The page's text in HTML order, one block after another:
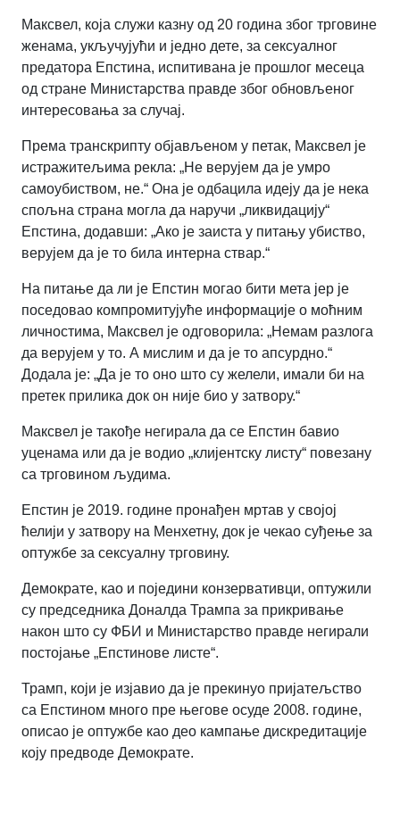
Максвел, која служи казну од 20 година због трговине
женама, укључујући и једно дете, за сексуалног
предатора Епстина, испитивана је прошлог месеца
од стране Министарства правде због обновљеног
интересовања за случај.
Према транскрипту објављеном у петак, Максвел је
истражитељима рекла: „Не верујем да је умро
самоубиством, не.“ Она је одбацила идеју да је нека
спољна страна могла да наручи „ликвидацију“
Епстина, додавши: „Ако је заиста у питању убиство,
верујем да је то била интерна ствар.“
На питање да ли је Епстин могао бити мета јер је
поседовао компромитујуће информације о моћним
личностима, Максвел је одговорила: „Немам разлога
да верујем у то. А мислим и да је то апсурдно.“
Додала је: „Да је то оно што су желели, имали би на
претек прилика док он није био у затвору.“
Максвел је такође негирала да се Епстин бавио
уценама или да је водио „клијентску листу“ повезану
са трговином људима.
Епстин је 2019. године пронађен мртав у својој
ћелији у затвору на Менхетну, док је чекао суђење за
оптужбе за сексуалну трговину.
Демократе, као и поједини конзервативци, оптужили
су председника Доналда Трампа за прикривање
након што су ФБИ и Министарство правде негирали
постојање „Епстинове листе“.
Трамп, који је изјавио да је прекинуо пријатељство
са Епстином много пре његове осуде 2008. године,
описао је оптужбе као део кампање дискредитације
коју предводе Демократе.